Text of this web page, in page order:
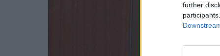
further